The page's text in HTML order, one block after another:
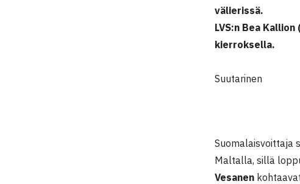
välierissä.
LVS:n Bea
kierroksella.
Suutarinen
Suomalaisvoittaja
Maltalla, sillä
Vesanen